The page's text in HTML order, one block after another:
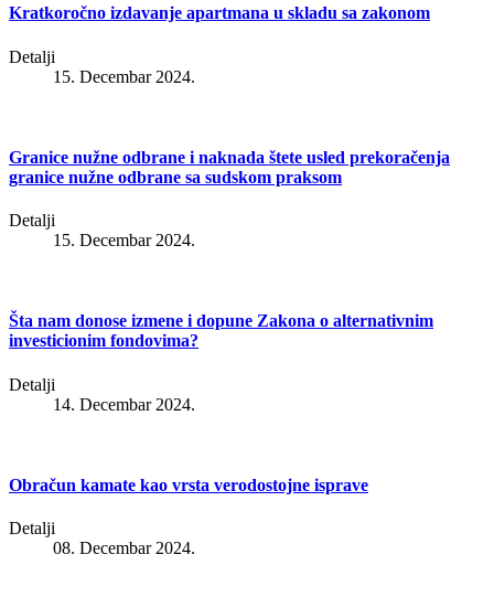
Kratkoročno izdavanje apartmana u skladu sa zakonom
Detalji
15. Decembar 2024.
Granice nužne odbrane i naknada štete usled prekoračenja
granice nužne odbrane sa sudskom praksom
Detalji
15. Decembar 2024.
Šta nam donose izmene i dopune Zakona o alternativnim
investicionim fondovima?
Detalji
14. Decembar 2024.
Obračun kamate kao vrsta verodostojne isprave
Detalji
08. Decembar 2024.